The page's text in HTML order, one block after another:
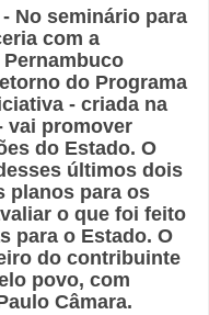
- No seminário para
com a
do Programa
- criada na
vai promover
do Estado. O
últimos dois
planos para os
o que foi feito
para o Estado. O
do contribuinte
povo, com
Câmara.